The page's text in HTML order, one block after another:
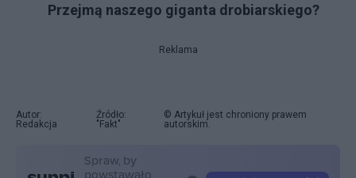
Przejmą naszego giganta drobiarskiego?
Reklama
Autor:
Redakcja
Źródło:
"Fakt"
© Artykuł jest chroniony prawem
autorskim.